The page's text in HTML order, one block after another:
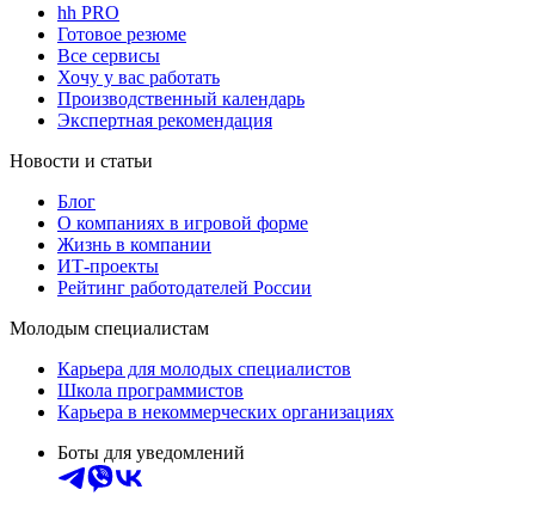
hh PRO
Готовое резюме
Все сервисы
Хочу у вас работать
Производственный календарь
Экспертная рекомендация
Новости и статьи
Блог
О компаниях в игровой форме
Жизнь в компании
ИТ-проекты
Рейтинг работодателей России
Молодым специалистам
Карьера для молодых специалистов
Школа программистов
Карьера в некоммерческих организациях
Боты для уведомлений